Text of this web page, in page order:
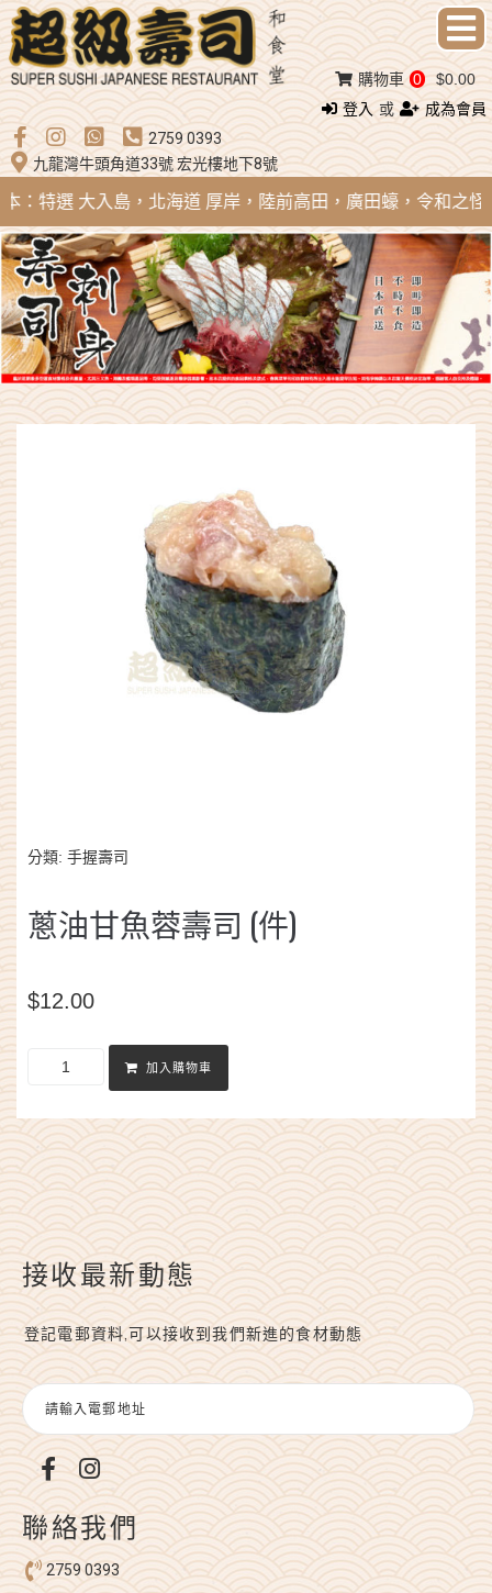
登入 或
成為會員
2759 0393
九龍灣牛頭角道33號 宏光樓地下8號
購物車 0 $0.00
：特選 大入島，北海道 厚岸，陸前高田，廣田蠔，令和之
分類: 手握壽司
蔥油甘魚蓉壽司 (件)
$12.00
加入購物車
接收最新動態
登記電郵資料,可以接收到我們新進的食材動態
聯絡我們
2759 0393